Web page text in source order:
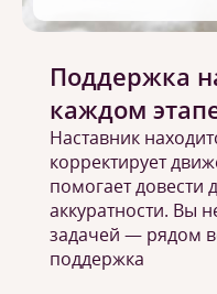
Поддержка
каждом
Наставник
корректирует
помогает довести
аккуратности. Вы
задачей — рядом
поддержка